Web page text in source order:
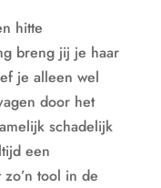
hitte
breng jij je haar
je alleen wel
door het
schadelijk
een
tool in de